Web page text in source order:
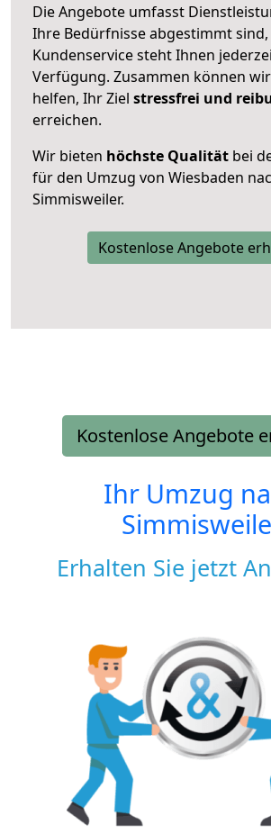
Die Angebote umfasst
Ihre Bedürfnisse abgestimmt
Kundenservice steht Ihnen
Verfügung. Zusammen können
helfen, Ihr Ziel stressfrei und
erreichen.
Wir bieten höchste Qualität bei
für den Umzug von Wiesbaden
Simmisweiler.
Kostenlose Angebote
Kostenlose Angebote
Ihr Umzug
Erhalten Sie jetzt